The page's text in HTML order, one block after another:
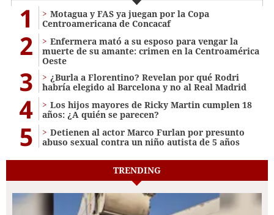
1
Motagua y FAS ya juegan por la Copa
Centroamericana de Concacaf
2
Enfermera mató a su esposo para vengar la
muerte de su amante: crimen en la Centroamérica
Oeste
3
¿Burla a Florentino? Revelan por qué Rodri
habría elegido al Barcelona y no al Real Madrid
4
Los hijos mayores de Ricky Martin cumplen 18
años: ¿A quién se parecen?
5
Detienen al actor Marco Furlan por presunto
abuso sexual contra un niño autista de 5 años
TRENDING